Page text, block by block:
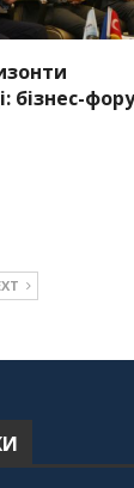
бізнес-